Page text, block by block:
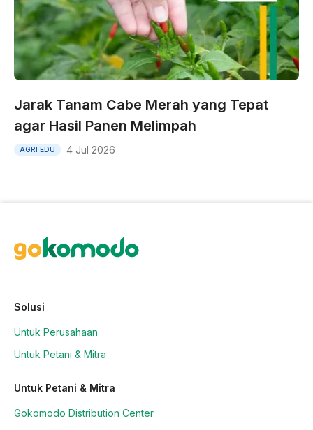
Jarak Tanam Cabe Merah yang Tepat
agar Hasil Panen Melimpah
AGRI EDU 4 Jul 2026
Solusi
Untuk Perusahaan
Untuk Petani & Mitra
Untuk Petani & Mitra
Gokomodo Distribution Center